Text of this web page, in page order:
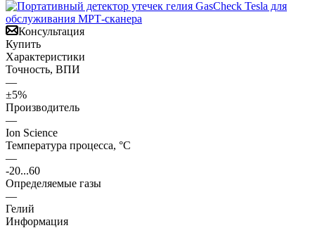
Консультация
Купить
Характеристики
Точность, ВПИ
—
±5%
Производитель
—
Ion Science
Температура процесса, °С
—
-20...60
Определяемые газы
—
Гелий
Информация